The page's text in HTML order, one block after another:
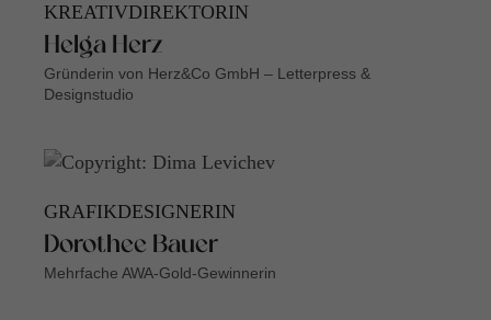
KREATIVDIREKTORIN
Helga Herz
Gründerin von Herz&Co GmbH – Letterpress &
Designstudio
GRAFIKDESIGNERIN
Dorothee Bauer
Mehrfache AWA-Gold-Gewinnerin